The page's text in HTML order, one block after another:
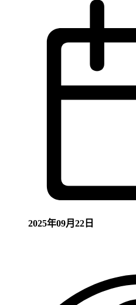
2025年09月22日